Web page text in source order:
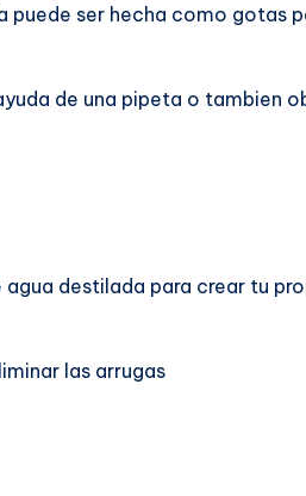
puede ser hecha como gotas
de una pipeta o tambien
destilada para crear tu
las arrugas